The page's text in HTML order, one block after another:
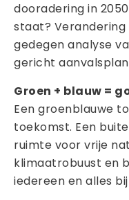
dooradering in
staat?
gedegen analyse
gericht
Groen + blauw =
Een groenblauwe
toekomst. Een
ruimte voor vrije
klimaatrobuust en
iedereen en alles